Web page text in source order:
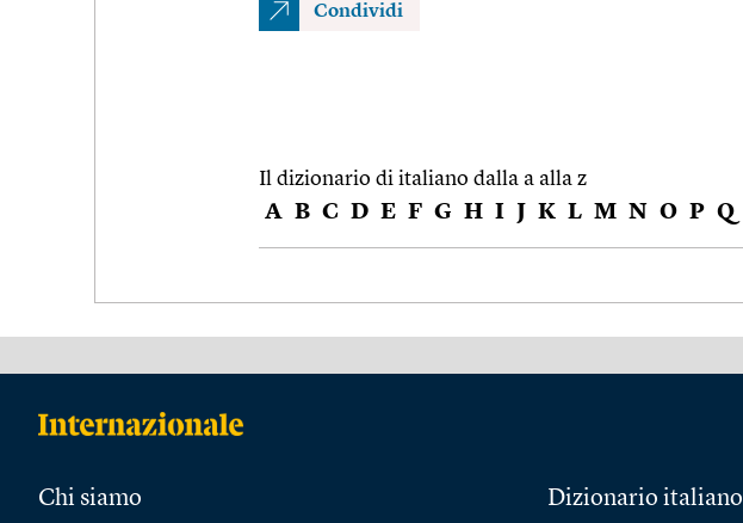
Condividi
Il dizionario di italiano dalla a alla z
A B C D E F G H I J K L M N O P Q
Chi siamo Dizionario italiano